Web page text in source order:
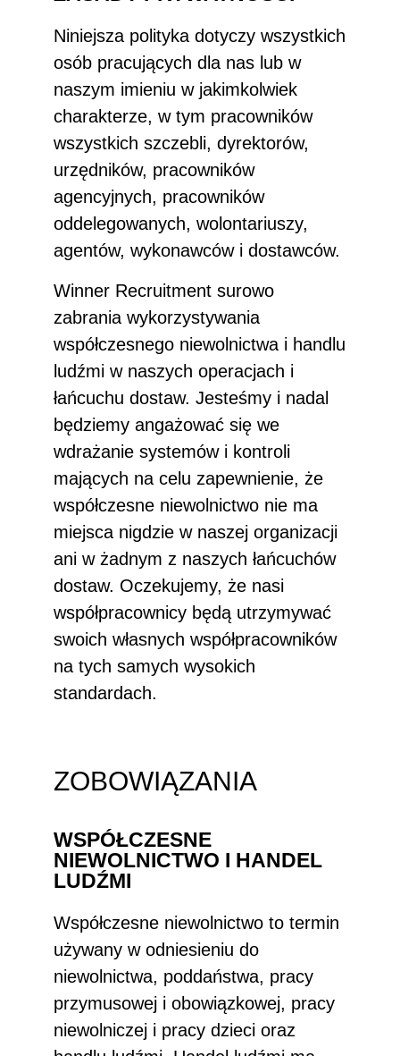
Niniejsza polityka dotyczy wszystkich
osób pracujących dla nas lub w
naszym imieniu w jakimkolwiek
charakterze, w tym pracowników
wszystkich szczebli, dyrektorów,
urzędników, pracowników
agencyjnych, pracowników
oddelegowanych, wolontariuszy,
agentów, wykonawców i dostawców.
Winner Recruitment surowo
zabrania wykorzystywania
współczesnego niewolnictwa i handlu
ludźmi w naszych operacjach i
łańcuchu dostaw. Jesteśmy i nadal
będziemy angażować się we
wdrażanie systemów i kontroli
mających na celu zapewnienie, że
współczesne niewolnictwo nie ma
miejsca nigdzie w naszej organizacji
ani w żadnym z naszych łańcuchów
dostaw. Oczekujemy, że nasi
współpracownicy będą utrzymywać
swoich własnych współpracowników
na tych samych wysokich
standardach.
ZOBOWIĄZANIA
WSPÓŁCZESNE
NIEWOLNICTWO I HANDEL
LUDŹMI
Współczesne niewolnictwo to termin
używany w odniesieniu do
niewolnictwa, poddaństwa, pracy
przymusowej i obowiązkowej, pracy
niewolniczej i pracy dzieci oraz